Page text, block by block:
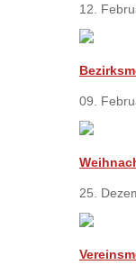
12.
09.
25.